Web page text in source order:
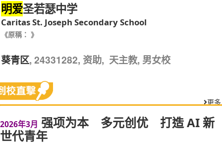
明爱圣若瑟中学
Caritas St. Joseph Secondary School
《原稱： 》
葵青区, 24331282, 资助, 天主教, 男女校
更多
2026年3月 强项为本 多元创优 打造 AI 新
世代青年